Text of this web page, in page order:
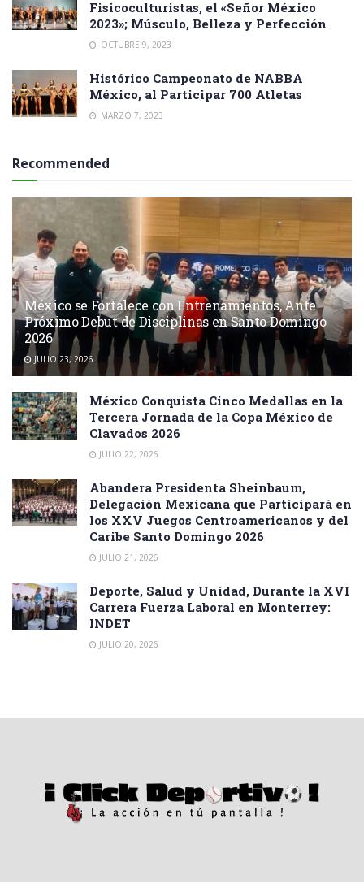
Fisicoculturistas, el «Señor México
2023»; Músculo, Belleza y Perfección
OCTUBRE 9, 2023
Histórico Campeonato de NABBA
México, al Participar 700 Atletas
MARZO 7, 2023
Recommended
México se Fortalece con Entrenamientos, Ante
Próximo Debut de Disciplinas en Santo Domingo
2026
JULIO 23, 2026
México Conquista Cinco Medallas en la
Tercera Jornada de la Copa México de
Clavados 2026
JULIO 22, 2026
Abandera Presidenta Sheinbaum,
Delegación Mexicana que Participará en
los XXV Juegos Centroamericanos y del
Caribe Santo Domingo 2026
JULIO 21, 2026
Deporte, Salud y Unidad, Durante la XVI
Carrera Fuerza Laboral en Monterrey:
INDET
JULIO 20, 2026